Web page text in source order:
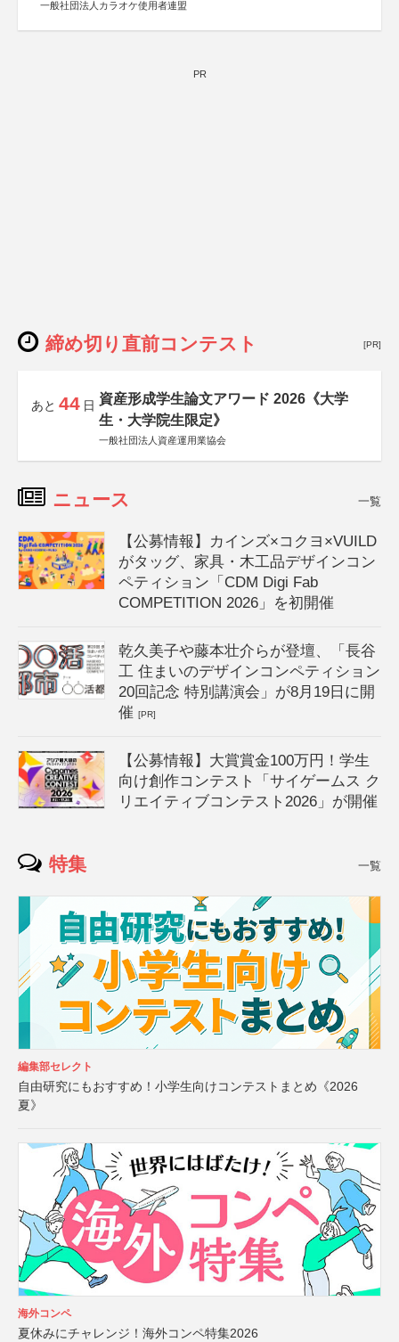
一般社団法人カラオケ使用者連盟
PR
締め切り直前コンテスト [PR]
あと 44 日 資産形成学生論文アワード 2026《大学
生・大学院生限定》
一般社団法人資産運用業協会
ニュース 一覧
【公募情報】カインズ×コクヨ×VUILD
がタッグ、家具・木工品デザインコン
ペティション「CDM Digi Fab
COMPETITION 2026」を初開催
乾久美子や藤本壮介らが登壇、「長谷
工 住まいのデザインコンペティション
20回記念 特別講演会」が8月19日に開
催[PR]
【公募情報】大賞賞金100万円！学生
向け創作コンテスト「サイゲームス ク
リエイティブコンテスト2026」が開催
特集 一覧
編集部セレクト
自由研究にもおすすめ！小学生向けコンテストまとめ《2026
夏》
海外コンペ
夏休みにチャレンジ！海外コンペ特集2026